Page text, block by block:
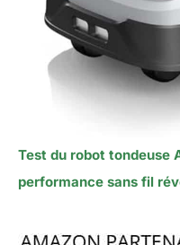
Test du robot tondeuse
performance sans fil